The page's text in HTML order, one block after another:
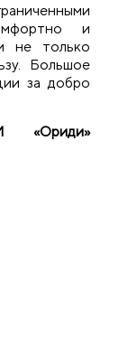
и
не только
Большое
за добро
«Ориди»